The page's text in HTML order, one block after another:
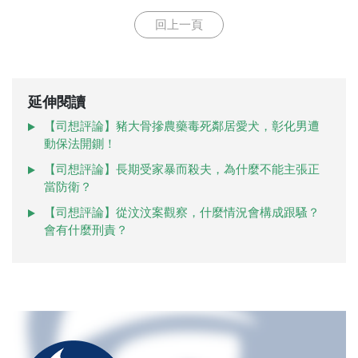
回上一頁
延伸閱讀
【司想評論】豬大骨摻農藥毒死鄰居愛犬，彰化男遭
動保法開鍘！
【司想評論】長期受家暴而殺夫，為什麼不能主張正
當防衛？
【司想評論】從汶汶案觀察，什麼情況會構成跟騷？
會有什麼刑責？